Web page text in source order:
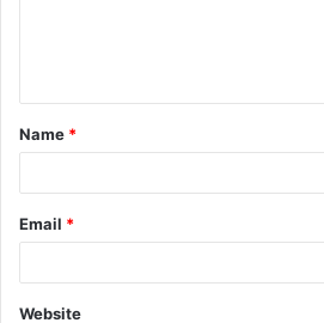
t
*
Name *
Email *
Website